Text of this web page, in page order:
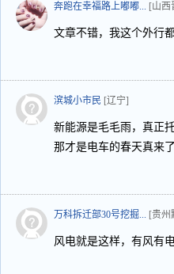
奔跑在幸福路上嘟嘟... [山西
文章不错，我这个外行
滨城小市民 [辽宁]
新能源是毛毛雨，真正
那才是电车的春天真来
万科拆迁部30号挖掘... [贵州
风电就是这样，有风有